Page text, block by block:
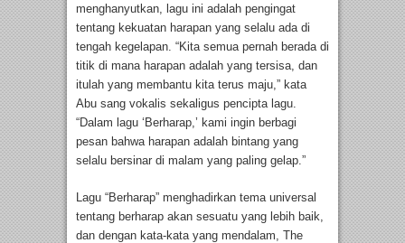
menghanyutkan, lagu ini adalah pengingat
tentang kekuatan harapan yang selalu ada di
tengah kegelapan. “Kita semua pernah berada di
titik di mana harapan adalah yang tersisa, dan
itulah yang membantu kita terus maju,” kata
Abu sang vokalis sekaligus pencipta lagu.
“Dalam lagu ‘Berharap,’ kami ingin berbagi
pesan bahwa harapan adalah bintang yang
selalu bersinar di malam yang paling gelap.”
Lagu “Berharap” menghadirkan tema universal
tentang berharap akan sesuatu yang lebih baik,
dan dengan kata-kata yang mendalam, The